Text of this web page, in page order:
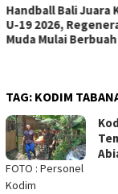
Made Supartha
Baru ABTI Bali, Tim
Sabet Juara 1
TAG: KODIM
FOTO : Personel
Kodim